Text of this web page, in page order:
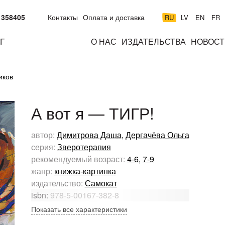
RU LV EN FR
Контакты Оплата и доставка
О НАС ИЗДАТЕЛЬСТВА
А вот я — ТИГР!
автор: Димитрова Даша, Дергачёва Ольга
серия: Зверотерапия
рекомендуемый возраст: 4-6, 7-9
жанр: книжка-картинка
издательство: Самокат
isbn: 978-5-00167-382-8
Показать все характеристики